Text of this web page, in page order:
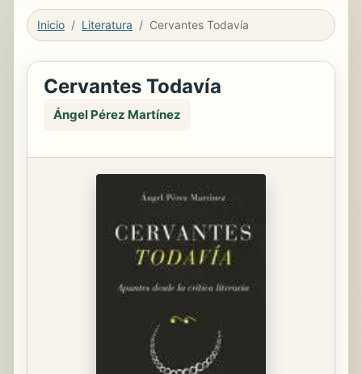
Inicio Literatura Cervantes Todavía
Cervantes Todavía
Ángel Pérez Martínez